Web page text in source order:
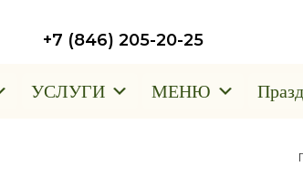
+7 (846) 205-20-25
УСЛУГИ МЕНЮ